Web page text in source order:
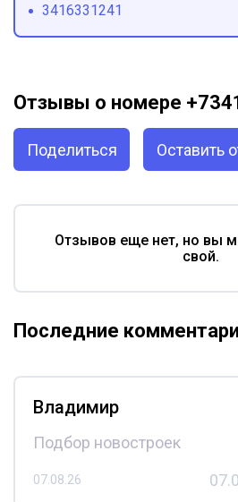
3416331241
Отзывы о номере
Поделиться Оставить
Отзывов еще нет, но вы
свой.
Последние
Владимир
Подбор новостроек
07.08.26